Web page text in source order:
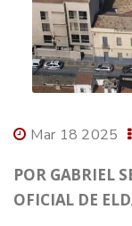
Mar 18 2025
POR GABRIEL
OFICIAL DE